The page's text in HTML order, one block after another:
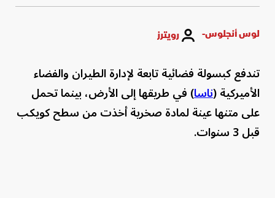
لوس أنجلوس- رويترز
تندفع كبسولة فضائية تابعة لإدارة الطيران والفضاء
الأميركية (ناسا) في طريقها إلى الأرض، بينما تحمل
على متنها عينة لمادة صخرية أخذت من سطح كويكب
قبل 3 سنوات.